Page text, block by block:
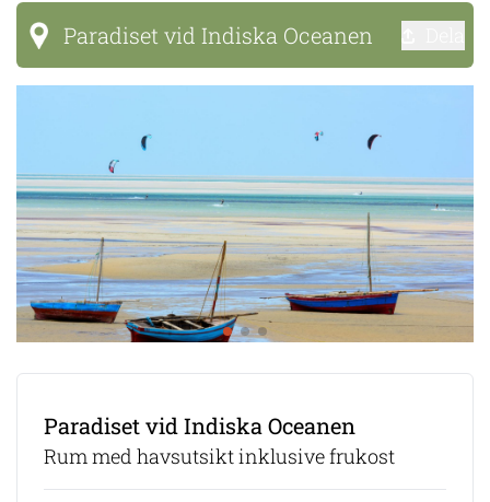
Paradiset vid Indiska Oceanen
Paradiset vid Indiska Oceanen
Rum med havsutsikt inklusive frukost